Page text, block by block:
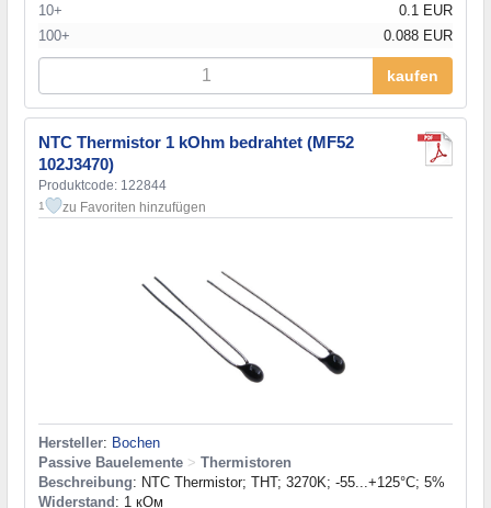
10+
0.1 EUR
100+
0.088 EUR
kaufen
NTC Thermistor 1 kOhm bedrahtet (MF52
102J3470)
Produktcode: 122844
1 zu Favoriten hinzufügen
Hersteller: Bochen
Passive Bauelemente > Thermistoren
Beschreibung: NTC Thermistor; THT; 3270K; -55...+125°C; 5%
Widerstand: 1 кОм